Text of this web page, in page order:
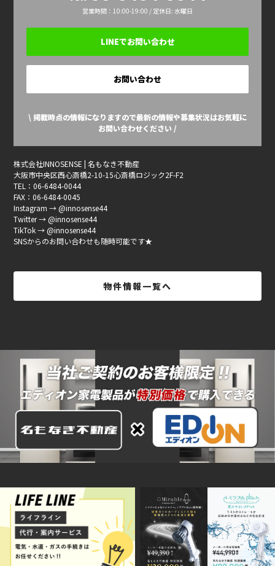
営業時間：10:00-19:00 / 定休日: 水曜日
LINEでお問い合わせ
お問い合わせ
\ 掲載時点の情報になりますので最新の情報や募集状況はお気軽に
お問い合わせください /
株式会社INNOSENSE | 名もなき不動産
大阪市中央区西心斎橋2-10-15心斎橋ロジック2F-F2
TEL：06-6484-0044
FAX：06-6484-0045
Instagram → @innosense44
Twitter → @innosense44
TikTok → @innosense44
SNSからのお問い合わせも随時可能です★
物件情報一覧へ